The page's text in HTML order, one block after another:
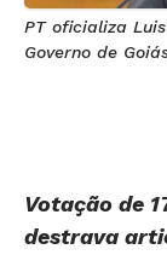
PT oficializa
Governo de
destrava